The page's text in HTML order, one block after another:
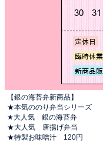
【銀の海苔弁新商品】
★本気ののり弁当シリーズ
★大人気 銀の海苔弁
★大人気 唐揚げ弁当
★特製お味噌汁 120円